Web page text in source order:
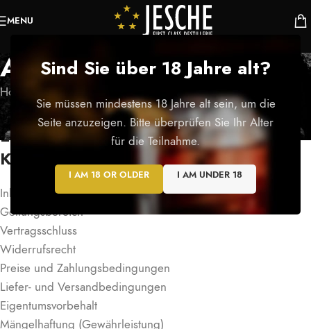
Sind Sie über 18 Jahre alt?
Sie müssen mindestens 18 Jahre alt sein, um die
Seite anzuzeigen. Bitte überprüfen Sie Ihr Alter
für die Teilnahme.
I AM 18 OR OLDER I AM UNDER 18
MENU
AGB´s
Home AGB´s
ALLGEMEINE GESCHÄFTS- UND
LIEFERBEDINGUNGEN MIT
KUNDENINFORMATIONEN
Inhaltsverzeichnis
Geltungsbereich
Vertragsschluss
Widerrufsrecht
Preise und Zahlungsbedingungen
Liefer- und Versandbedingungen
Eigentumsvorbehalt
Mängelhaftung (Gewährleistung)